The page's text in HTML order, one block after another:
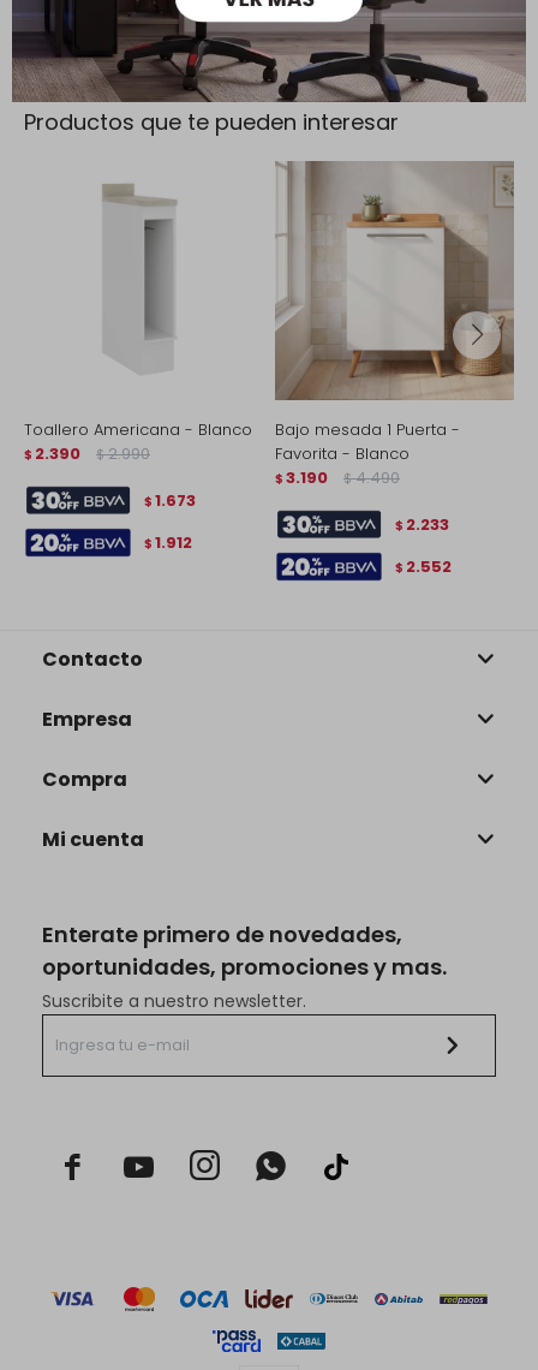
Productos que te pueden interesar
Toallero Americana - Blanco
$ 2.390 $ 2.990
$ 1.673
$ 1.912
Bajo mesada 1 Puerta -
Favorita - Blanco
$ 3.190 $ 4.490
$ 2.233
$ 2.552
Enterate primero de novedades,
oportunidades, promociones y mas.
Suscribite a nuestro newsletter.
  
Contacto
Empresa
Compra
Mi cuenta